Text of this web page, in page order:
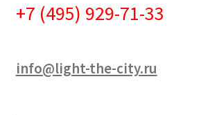
+7 (495) 929-71-33
info@light-the-city.ru